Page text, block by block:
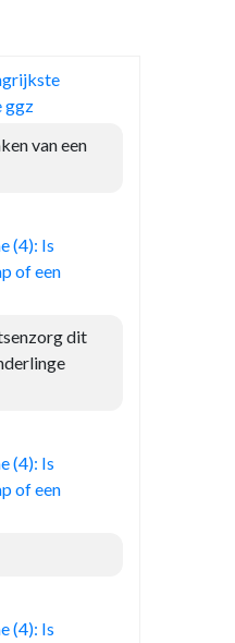
ggz
van een
(4): Is
of een
dit
(4): Is
of een
(4): Is